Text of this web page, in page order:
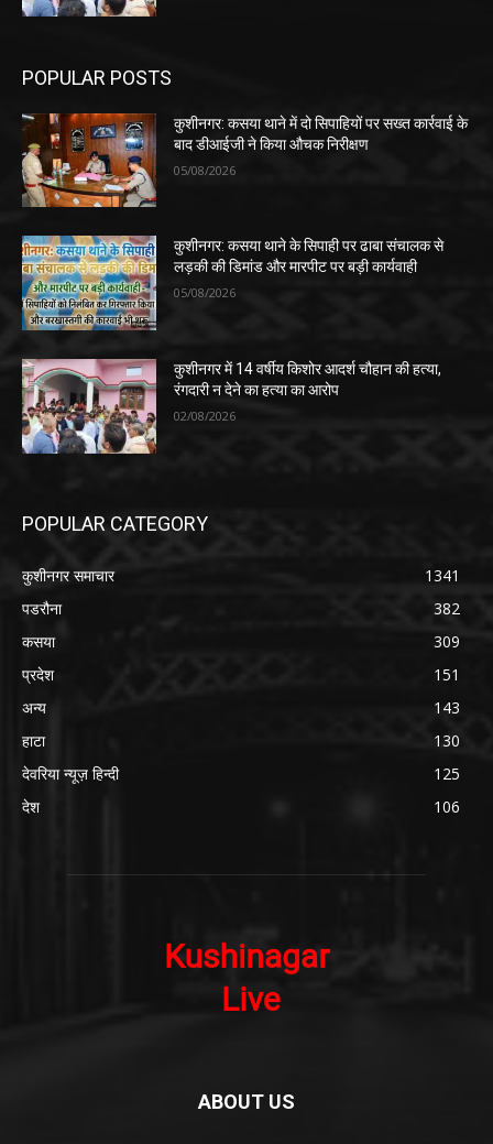
POPULAR POSTS
कुशीनगर: कसया थाने में दो सिपाहियों पर सख्त कार्रवाई के
बाद डीआईजी ने किया औचक निरीक्षण
05/08/2026
कुशीनगर: कसया थाने के सिपाही पर ढाबा संचालक से
लड़की की डिमांड और मारपीट पर बड़ी कार्यवाही
05/08/2026
कुशीनगर में 14 वर्षीय किशोर आदर्श चौहान की हत्या,
रंगदारी न देने का हत्या का आरोप
02/08/2026
POPULAR CATEGORY
कुशीनगर समाचार
1341
पडरौना
382
कसया
309
प्रदेश
151
अन्य
143
हाटा
130
देवरिया न्यूज़ हिन्दी
125
देश
106
ABOUT US